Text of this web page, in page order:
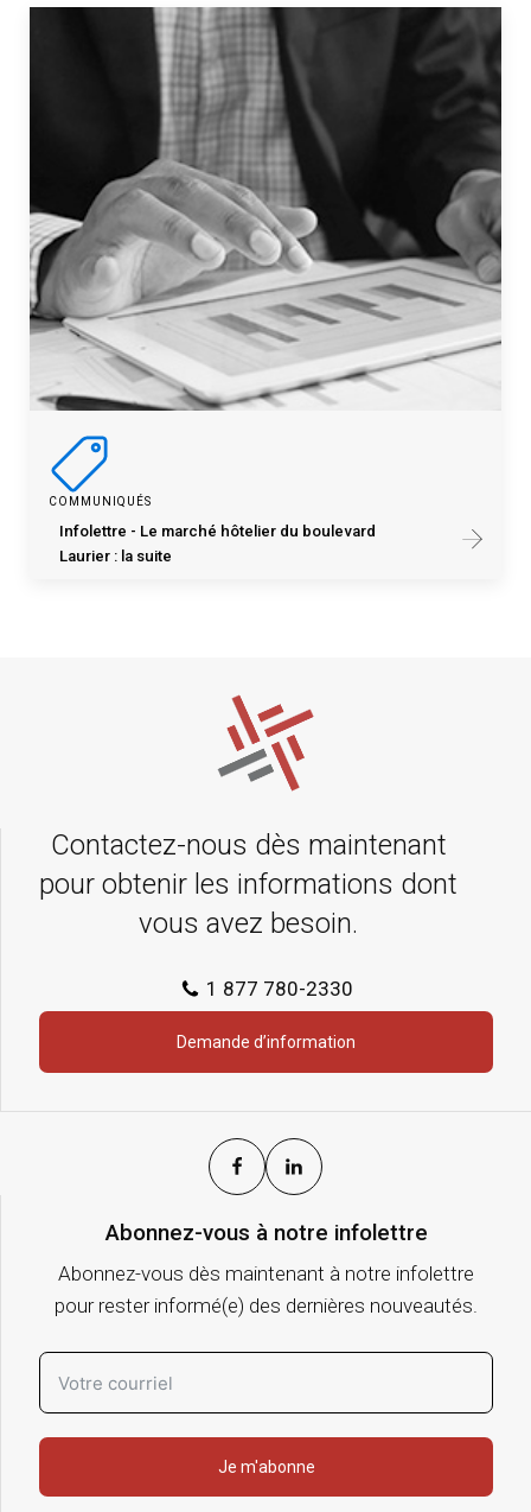
COMMUNIQUÉS
Infolettre - Le marché hôtelier du boulevard
Laurier : la suite
Contactez-nous dès maintenant
pour obtenir les informations dont
vous avez besoin.
1 877 780-2330
Demande d’information
Abonnez-vous à notre infolettre
Abonnez-vous dès maintenant à notre infolettre
pour rester informé(e) des dernières nouveautés.
Je m'abonne